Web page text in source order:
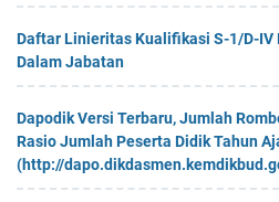
Daftar Linieritas Kualifikasi S-1/D-IV
Dalam Jabatan
Dapodik Versi Terbaru, Jumlah
Rasio Jumlah Peserta Didik Tahun
(http://